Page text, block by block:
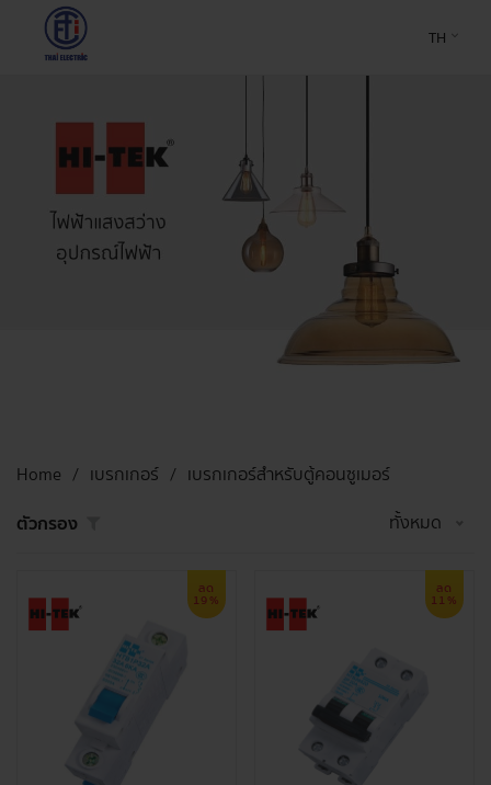
TH
Home เบรกเกอร์
เบรกเกอร์สำหรับตู้คอนซูเมอร์
ตัวกรอง
ทั้งหมด
ลด
19%
ลด
11%